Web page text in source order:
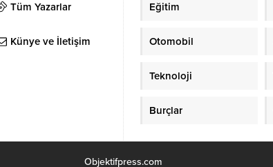
Tüm Yazarlar
Künye ve İletişim
Eğitim
Otomobil
Teknoloji
Burçlar
Objektifpress.com